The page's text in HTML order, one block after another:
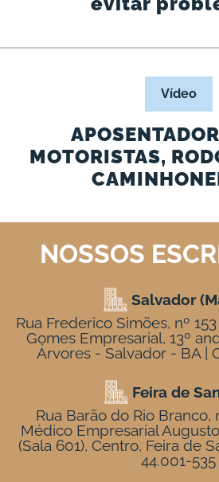
Vídeo
MOTORISTAS,
NOSSOS
Salvador
Rua Frederico Simões, nº
Gomes Empresarial, 13º
Árvores - Salvador - BA |
Feira de
Rua Barão do Rio Branco,
Médico Empresarial
(Sala 601), Centro, Feira de
44.001-535